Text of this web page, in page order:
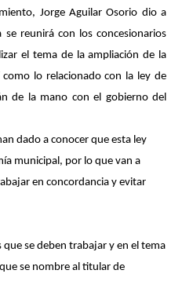
Jorge Aguilar Osorio dio a
reunirá con los concesionarios
el tema de la ampliación de la
lo relacionado con la ley de
de la mano con el gobierno del
dado a conocer que esta ley
municipal, por lo que van a
en concordancia y evitar
se deben trabajar y en el tema
se nombre al titular de